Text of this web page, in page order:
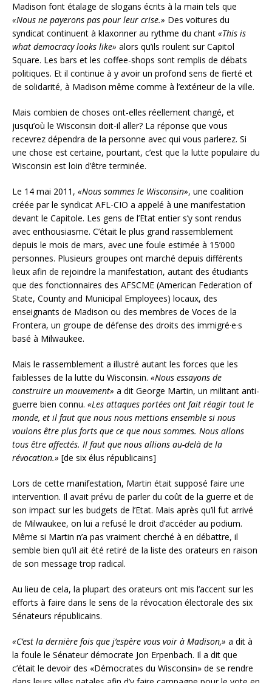
Madison font étalage de slogans écrits à la main tels que
«Nous ne payerons pas pour leur crise.» Des voitures du
syndicat continuent à klaxonner au rythme du chant «This is
what democracy looks like» alors qu’ils roulent sur Capitol
Square. Les bars et les coffee-shops sont remplis de débats
politiques. Et il continue à y avoir un profond sens de fierté et
de solidarité, à Madison même comme à l’extérieur de la ville.
Mais combien de choses ont-elles réellement changé, et
jusqu’où le Wisconsin doit-il aller? La réponse que vous
recevrez dépendra de la personne avec qui vous parlerez. Si
une chose est certaine, pourtant, c’est que la lutte populaire du
Wisconsin est loin d’être terminée.
Le 14 mai 2011, «Nous sommes le Wisconsin», une coalition
créée par le syndicat AFL-CIO a appelé à une manifestation
devant le Capitole. Les gens de l’Etat entier s’y sont rendus
avec enthousiasme. C’était le plus grand rassemblement
depuis le mois de mars, avec une foule estimée à 15’000
personnes. Plusieurs groupes ont marché depuis différents
lieux afin de rejoindre la manifestation, autant des étudiants
que des fonctionnaires des AFSCME (American Federation of
State, County and Municipal Employees) locaux, des
enseignants de Madison ou des membres de Voces de la
Frontera, un groupe de défense des droits des immigré·e·s
basé à Milwaukee.
Mais le rassemblement a illustré autant les forces que les
faiblesses de la lutte du Wisconsin. «Nous essayons de
construire un mouvement» a dit George Martin, un militant anti-
guerre bien connu. «Les attaques portées ont fait réagir tout le
monde, et il faut que nous nous mettions ensemble si nous
voulons être plus forts que ce que nous sommes. Nous allons
tous être affectés. Il faut que nous allions au-delà de la
révocation.» [de six élus républicains]
Lors de cette manifestation, Martin était supposé faire une
intervention. Il avait prévu de parler du coût de la guerre et de
son impact sur les budgets de l’Etat. Mais après qu’il fut arrivé
de Milwaukee, on lui a refusé le droit d’accéder au podium.
Même si Martin n’a pas vraiment cherché à en débattre, il
semble bien qu’il ait été retiré de la liste des orateurs en raison
de son message trop radical.
Au lieu de cela, la plupart des orateurs ont mis l’accent sur les
efforts à faire dans le sens de la révocation électorale des six
Sénateurs républicains.
«C’est la dernière fois que j’espère vous voir à Madison,» a dit à
la foule le Sénateur démocrate Jon Erpenbach. Il a dit que
c’était le devoir des «Démocrates du Wisconsin» de se rendre